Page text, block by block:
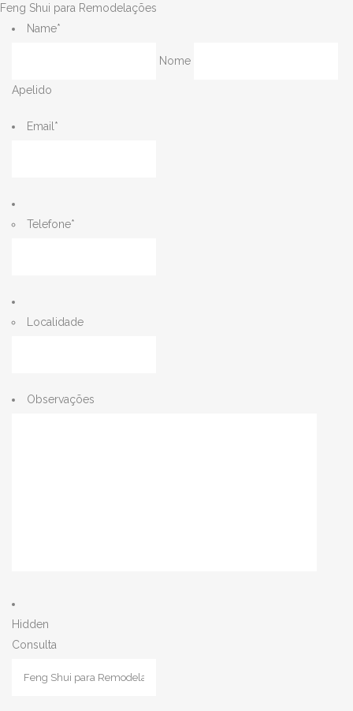
Feng Shui para Remodelações
Name*
Nome
Apelido
Email *
Telefone*
Localidade
Observações
Hidden
Consulta